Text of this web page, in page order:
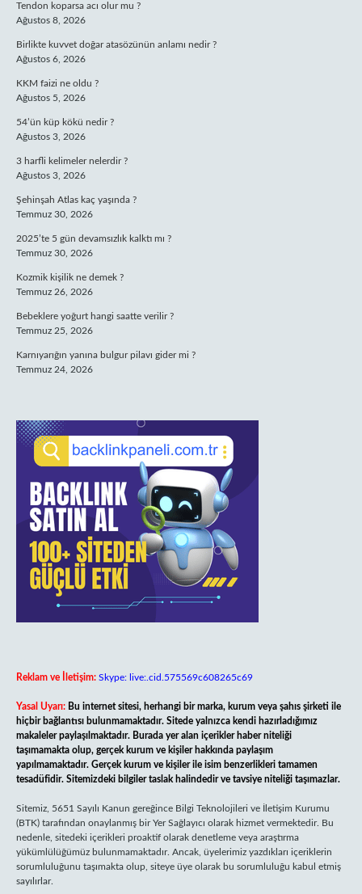
Tendon koparsa acı olur mu ?
Ağustos 8, 2026
Birlikte kuvvet doğar atasözünün anlamı nedir ?
Ağustos 6, 2026
KKM faizi ne oldu ?
Ağustos 5, 2026
54’ün küp kökü nedir ?
Ağustos 3, 2026
3 harfli kelimeler nelerdir ?
Ağustos 3, 2026
Şehinşah Atlas kaç yaşında ?
Temmuz 30, 2026
2025’te 5 gün devamsızlık kalktı mı ?
Temmuz 30, 2026
Kozmik kişilik ne demek ?
Temmuz 26, 2026
Bebeklere yoğurt hangi saatte verilir ?
Temmuz 25, 2026
Karnıyarığın yanına bulgur pilavı gider mi ?
Temmuz 24, 2026
Reklam ve İletişim: Skype: live:.cid.575569c608265c69
Yasal Uyarı: Bu internet sitesi, herhangi bir marka, kurum veya şahıs şirketi ile
hiçbir bağlantısı bulunmamaktadır. Sitede yalnızca kendi hazırladığımız
makaleler paylaşılmaktadır. Burada yer alan içerikler haber niteliği
taşımamakta olup, gerçek kurum ve kişiler hakkında paylaşım
yapılmamaktadır. Gerçek kurum ve kişiler ile isim benzerlikleri tamamen
tesadüfidir. Sitemizdeki bilgiler taslak halindedir ve tavsiye niteliği taşımazlar.
Sitemiz, 5651 Sayılı Kanun gereğince Bilgi Teknolojileri ve İletişim Kurumu
(BTK) tarafından onaylanmış bir Yer Sağlayıcı olarak hizmet vermektedir. Bu
nedenle, sitedeki içerikleri proaktif olarak denetleme veya araştırma
yükümlülüğümüz bulunmamaktadır. Ancak, üyelerimiz yazdıkları içeriklerin
sorumluluğunu taşımakta olup, siteye üye olarak bu sorumluluğu kabul etmiş
sayılırlar.